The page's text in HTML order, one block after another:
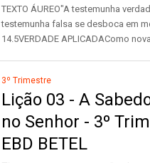
TEXTO ÁUREO"A testemunha
testemunha falsa se desboca em
14.5VERDADE APLICADAComo
3º Trimestre
Lição 03 - A
no Senhor - 3º
EBD BETEL